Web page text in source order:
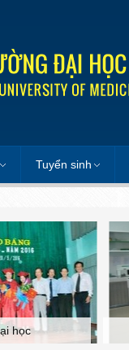
Tuyển sinh
học